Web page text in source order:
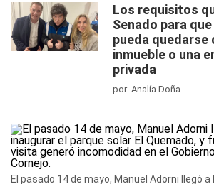
Los requisitos
Senado para
pueda quedarse
inmueble o una
privada
por Analía Doña
El pasado 14 de mayo, Manuel Adorni llegó